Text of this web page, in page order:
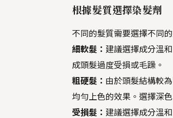
根據髮質選擇染髮劑
不同的髮質需要選擇不同
細軟髮： 建議選擇成分溫
成頭髮過度受損或毛躁。
粗硬髮： 由於頭髮結構較
均勻上色的效果。選擇深
受損髮： 建議選擇成分溫